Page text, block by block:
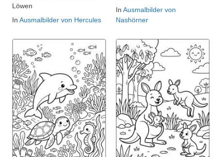
Löwen
In Ausmalbilder von Hercules
In Ausmalbilder von
Nashörner